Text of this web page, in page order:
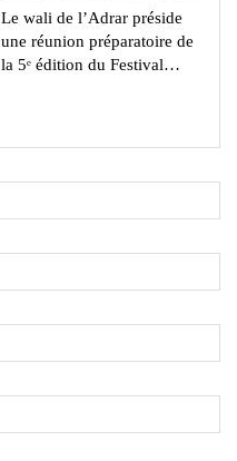
Le wali de l’Adrar préside
une réunion préparatoire de
la 5ᵉ édition du Festival…